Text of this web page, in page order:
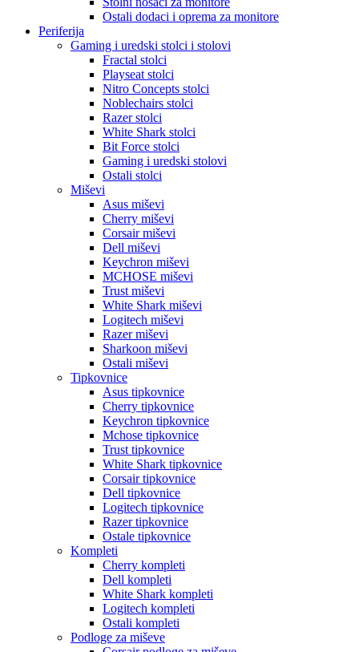
Ostali dodaci i oprema za monitore
Periferija
Gaming i uredski stolci i stolovi
Fractal stolci
Playseat stolci
Nitro Concepts stolci
Noblechairs stolci
Razer stolci
White Shark stolci
Bit Force stolci
Gaming i uredski stolovi
Ostali stolci
Miševi
Asus miševi
Cherry miševi
Corsair miševi
Dell miševi
Keychron miševi
MCHOSE miševi
Trust miševi
White Shark miševi
Logitech miševi
Razer miševi
Sharkoon miševi
Ostali miševi
Tipkovnice
Asus tipkovnice
Cherry tipkovnice
Keychron tipkovnice
Mchose tipkovnice
Trust tipkovnice
White Shark tipkovnice
Corsair tipkovnice
Dell tipkovnice
Logitech tipkovnice
Razer tipkovnice
Ostale tipkovnice
Kompleti
Cherry kompleti
Dell kompleti
White Shark kompleti
Logitech kompleti
Ostali kompleti
Podloge za miševe